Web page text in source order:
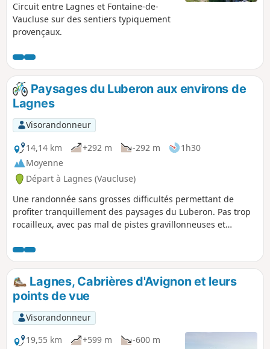
Circuit entre Lagnes et Fontaine-de-
Vaucluse sur des sentiers typiquement
provençaux.
Paysages du Luberon aux environs de
Lagnes
Visorandonneur
14,14 km
+292 m -292 m
1h30
Moyenne
Départ à Lagnes (Vaucluse)
Une randonnée sans grosses difficultés permettant de
profiter tranquillement des paysages du Luberon. Pas trop
rocailleux, avec pas mal de pistes gravillonneuses et
débutants à la recherche d'un peu de sensation.
Lagnes, Cabrières d'Avignon et leurs
points de vue
Visorandonneur
19,55 km
+599 m
-600 m